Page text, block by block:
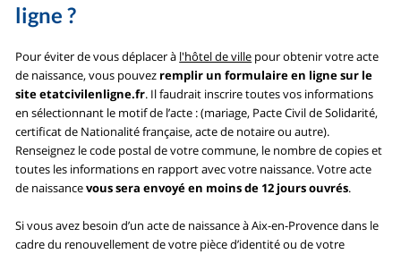
ligne ?
Pour éviter de vous déplacer à l'hôtel de ville pour obtenir votre acte
de naissance, vous pouvez remplir un formulaire en ligne sur le
site etatcivilenligne.fr. Il faudrait inscrire toutes vos informations
en sélectionnant le motif de l’acte : (mariage, Pacte Civil de Solidarité,
certificat de Nationalité française, acte de notaire ou autre).
Renseignez le code postal de votre commune, le nombre de copies et
toutes les informations en rapport avec votre naissance. Votre acte
de naissancevous sera envoyé en moins de 12 jours ouvrés.
Si vous avez besoin d’un acte de naissance à Aix-en-Provence dans le
cadre du renouvellement de votre pièce d’identité ou de votre